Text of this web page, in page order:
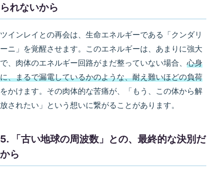
られないから
ツインレイとの再会は、生命エネルギーである「クンダリ
ーニ」を覚醒させます。このエネルギーは、あまりに強大
で、肉体のエネルギー回路がまだ整っていない場合、 心身
に、まるで漏電しているかのような、耐え難いほどの負荷
をかけます。その肉体的な苦痛が、「もう、この体から解
放されたい」という想いに繋がることがあります。
5. 「古い地球の周波数」との、最終的な決別だ
から